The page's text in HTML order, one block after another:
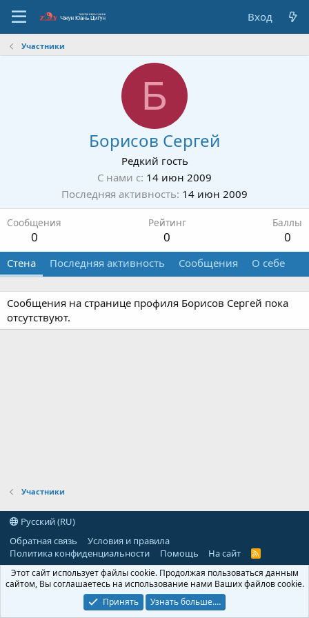
Вход
Участники
Б
Борисов Сергей
Редкий гость
С нами с 14 июн 2009
Последняя активность 14 июн 2009
Сообщения
0
Рейтинг
0
Баллы
0
Стена Последняя активность Сообщения О себе
Сообщения на странице профиля Борисов Сергей пока
отсутствуют.
Участники
Русский (RU)
Обратная связь
Условия и правила
Политика конфиденциальности
Помощь На сайт
R
S
Этот сайт использует файлы cookie. Продолжая пользоваться данным
сайтом, Вы соглашаетесь на использование нами Ваших файлов cookie.
Принять
Узнать больше.…